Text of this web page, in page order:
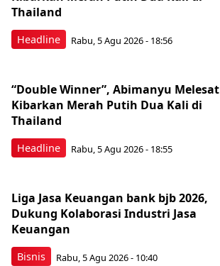
Headline
Thailand
Rabu, 5 Agu 2026 - 18:56
Headline
“Double Winner”, Abimanyu Melesat
Kibarkan Merah Putih Dua Kali di
Thailand
Rabu, 5 Agu 2026 - 18:55
Bisnis
Liga Jasa Keuangan bank bjb 2026,
Dukung Kolaborasi Industri Jasa
Keuangan
Rabu, 5 Agu 2026 - 10:40